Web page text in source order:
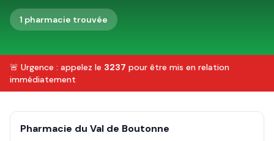
1 pharmacie trouvée
🚨 Urgence : appelez le 3237 pour être mis en relation
immédiatement
Pharmacie du Val de Boutonne